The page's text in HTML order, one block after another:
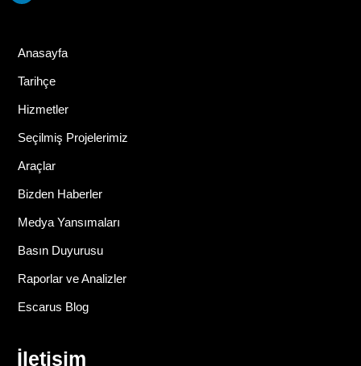
Anasayfa
Tarihçe
Hizmetler
Seçilmiş Projelerimiz
Araçlar
Bizden Haberler
Medya Yansımaları
Basın Duyurusu
Raporlar ve Analizler
Escarus Blog
İletişim